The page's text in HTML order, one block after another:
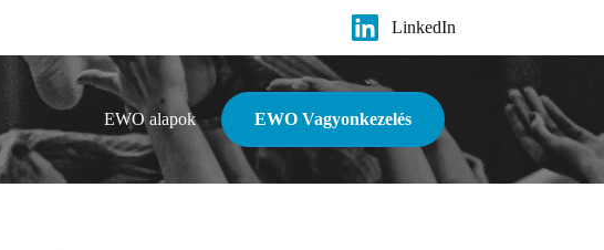
LinkedIn
EWO alapok EWO Vagyonkezelés